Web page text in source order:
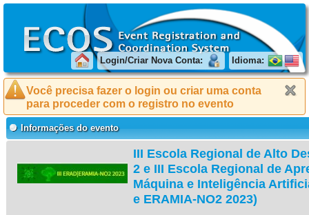
Login/Criar Nova Conta: Idioma:
Você precisa fazer o login ou criar uma conta
para proceder com o registro no evento
Informações do evento
III Escola Regional de Alto
2 e III Escola Regional de
Máquina e Inteligência
e ERAMIA-NO2 2023)